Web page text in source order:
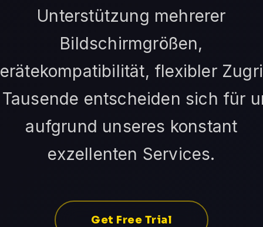
Unterstützung mehrerer
Bildschirmgrößen,
flexibler
entscheiden sich für
aufgrund unseres konstant
exzellenten Services.
Get Free Trial